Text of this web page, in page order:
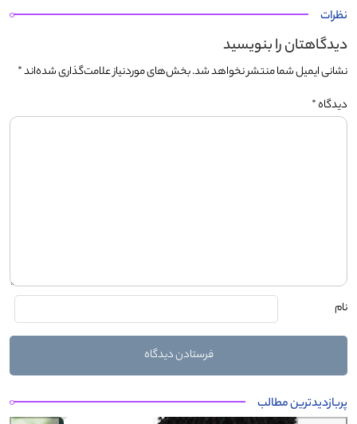
نظرات
دیدگاهتان را بنویسید
نشانی ایمیل شما منتشر نخواهد شد.بخش‌های موردنیاز علامت‌گذاری شده‌اند*
دیدگاه*
نام
پربازدیدترین مطالب